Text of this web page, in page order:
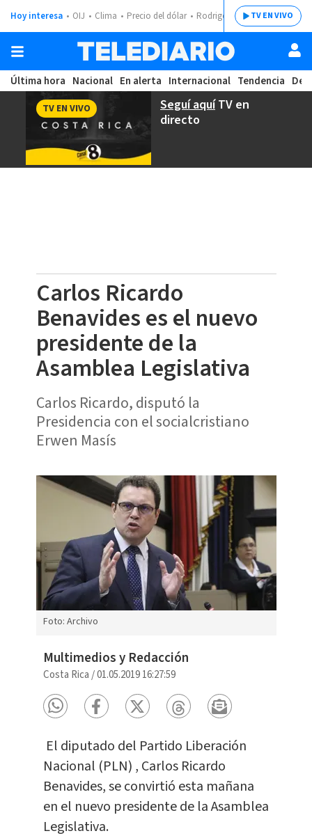
Hoy interesa OIJ Clima Precio del dólar Rodrigo ChavesTV EN VIVO
Última hora Nacional En alerta Internacional Tendencia
Seguí aquíTV en
directo
TV EN VIVO
Carlos Ricardo
Benavides es el nuevo
presidente de la
Asamblea Legislativa
Carlos Ricardo, disputó la
Presidencia con el socialcristiano
Erwen Masís
Foto: Archivo
Multimedios y Redacción
Costa Rica /01.05.2019 16:27:59
El diputado del Partido Liberación
Nacional (PLN) , Carlos Ricardo
Benavides, se convirtió esta mañana
en el nuevo presidente de la Asamblea
Legislativa.